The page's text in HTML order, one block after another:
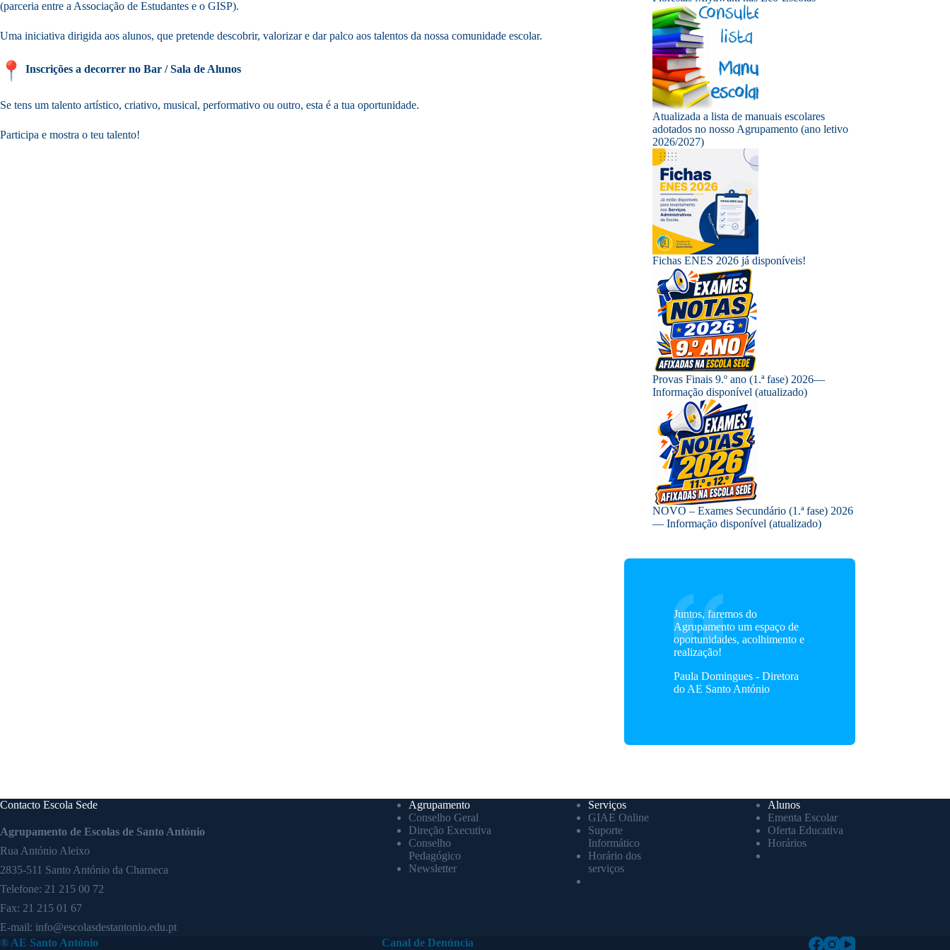
(parceria entre a Associação de Estudantes e o GISP).
Uma iniciativa dirigida aos alunos, que pretende descobrir, valorizar e dar palco aos talentos da nossa comunidade escolar.
Inscrições a decorrer no Bar / Sala de Alunos
Se tens um talento artístico, criativo, musical, performativo ou outro, esta é a tua oportunidade.
Participa e mostra o teu talento!
Atualizada a lista de manuais escolares
adotados no nosso Agrupamento (ano letivo
2026/2027)
Fichas ENES 2026 já disponíveis!
Provas Finais 9.º ano (1.ª fase) 2026—
Informação disponível (atualizado)
NOVO – Exames Secundário (1.ª fase) 2026
— Informação disponível (atualizado)
Juntos, faremos do
Agrupamento um espaço de
oportunidades, acolhimento e
realização!
Paula Domingues - Diretora
do AE Santo António
Contacto Escola Sede
Agrupamento de Escolas de Santo António
Rua António Aleixo
2835-511 Santo António da Charneca
Telefone: 21 215 00 72
Fax: 21 215 01 67
E-mail: info@escolasdestantonio.edu.pt
Agrupamento
Conselho Geral
Direção Executiva
Conselho
Pedagógico
Newsletter
Serviços
GIAE Online
Suporte
Informático
Horário dos
serviços
Alunos
Ementa Escolar
Oferta Educativa
Horários
® AE Santo António Canal de Denúncia